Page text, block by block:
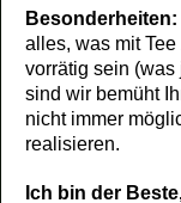
Besonderheiten:
alles, was mit
vorrätig sein
sind wir bemüht
nicht immer
realisieren.
Ich bin der